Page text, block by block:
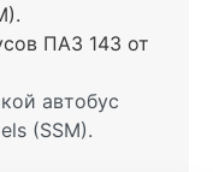
ПАЗ 143 от
автобус
(SSM).